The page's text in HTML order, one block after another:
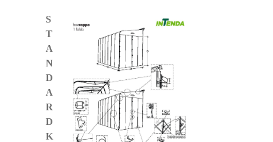
S
T
A
N
D
A
R
D
K